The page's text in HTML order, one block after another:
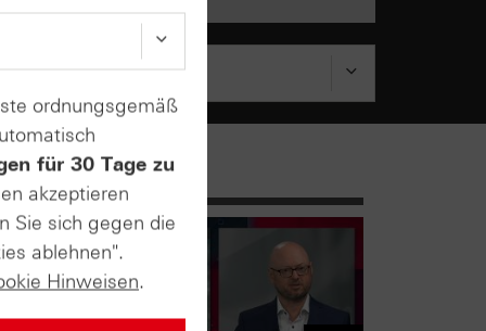
ordnungsgemäß
für 30 Tage zu
akzeptieren
Sie sich gegen die
ablehnen".
Hinweisen.